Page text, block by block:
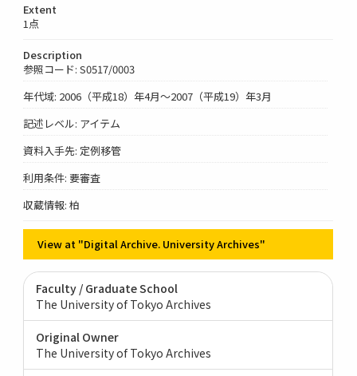
Extent
1点
Description
参照コード: S0517/0003
年代域: 2006（平成18）年4月～2007（平成19）年3月
記述レベル: アイテム
資料入手先: 定例移管
利用条件: 要審査
収蔵情報: 柏
View at "Digital Archive. University Archives"
Faculty / Graduate School
The University of Tokyo Archives
Original Owner
The University of Tokyo Archives